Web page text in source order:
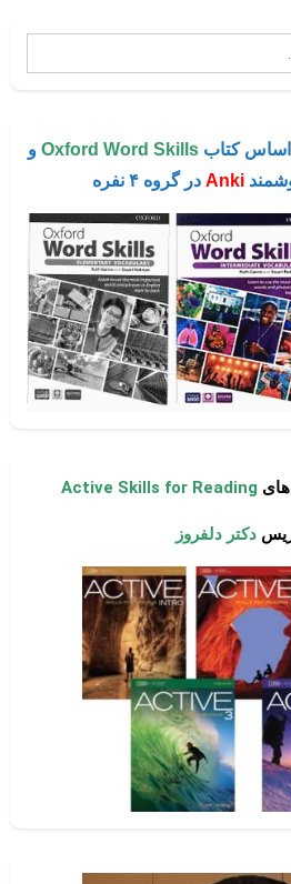
اساس کتابOxford Word Skills و
Anki در گروه ۴ نفره
Active Skills for Reading
دکتر دلفروز